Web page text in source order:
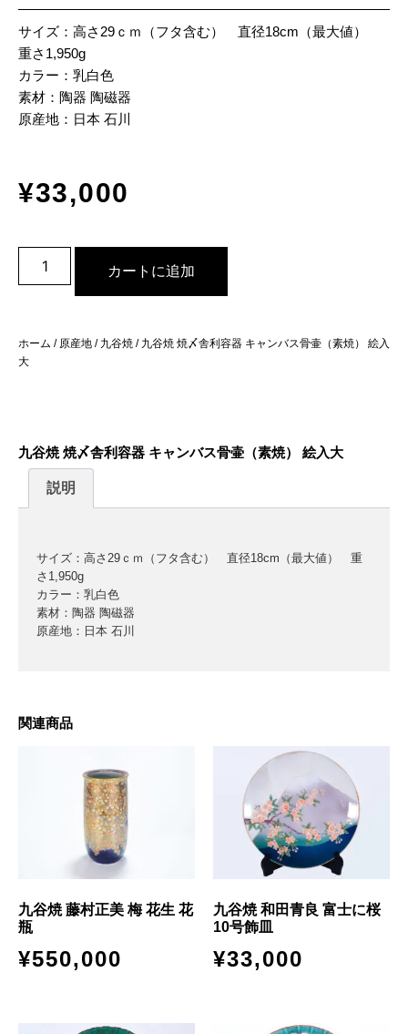
サイズ：高さ29ｃｍ（フタ含む） 直径18cm（最大値）
重さ1,950g
カラー：乳白色
素材：陶器 陶磁器
原産地：日本 石川
¥33,000
カートに追加
ホーム / 原産地 / 九谷焼 / 九谷焼 焼〆舎利容器 キャンバス骨壷（素焼） 絵入
大
九谷焼 焼〆舎利容器 キャンバス骨壷（素焼） 絵入大
説明
サイズ：高さ29ｃｍ（フタ含む） 直径18cm（最大値） 重
さ1,950g
カラー：乳白色
素材：陶器 陶磁器
原産地：日本 石川
関連商品
九谷焼 藤村正美 梅 花生 花
瓶
¥550,000
九谷焼 和田青良 富士に桜
10号飾皿
¥33,000